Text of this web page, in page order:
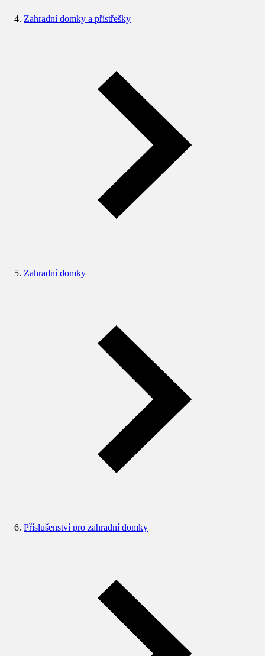
Zahradní domky a přístřešky
Zahradní domky
Příslušenství pro zahradní domky